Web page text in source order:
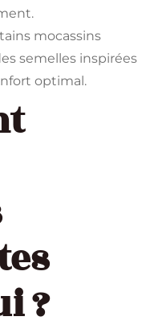
mocassins
semelles inspirées
optimal.
?